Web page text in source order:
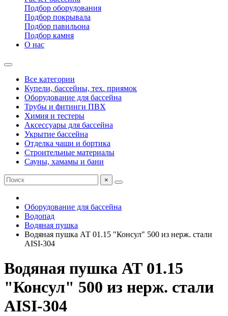
Подбор оборудования
Подбор покрывала
Подбор павильона
Подбор камня
О нас
Все категории
Купели, бассейны, тех. приямок
Оборудование для бассейна
Трубы и фитинги ПВХ
Химия и тестеры
Аксессуары для бассейна
Укрытие бассейна
Отделка чаши и бортика
Строительные материалы
Сауны, хамамы и бани
×
Оборудование для бассейна
Водопад
Водяная пушка
Водяная пушка АТ 01.15 "Консул" 500 из нерж. стали
AISI-304
Водяная пушка АТ 01.15
"Консул" 500 из нерж. стали
AISI-304